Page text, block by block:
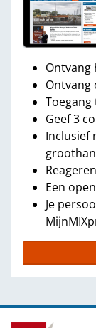
Ontvang
Ontvang
Geef 3
Inclusief
Een
Je